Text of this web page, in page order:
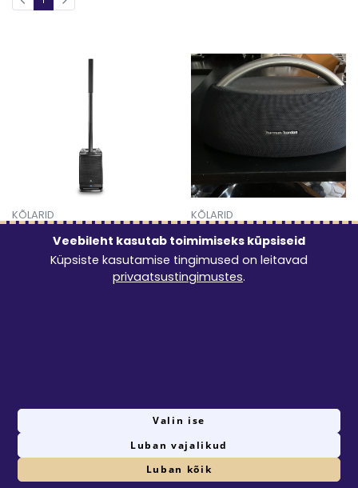
KÕLARID
JBL One profesionaalne
/ ööpäev
Mine toote 'JBL One profesionaalne kõlar' detailinfo
KÕLARID
Harmon kardon
15€/ ööpäev
Mine toote 'Harmon
© 2026 Rentster Online OÜ
Privaatsustingimused
Seadista küpsised
Veebileht kasutab toimimiseks küpsiseid
Küpsiste kasutamise tingimused on leitavad
privaatsustingimustes.
Valin ise
Luban vajalikud
Luban kõik